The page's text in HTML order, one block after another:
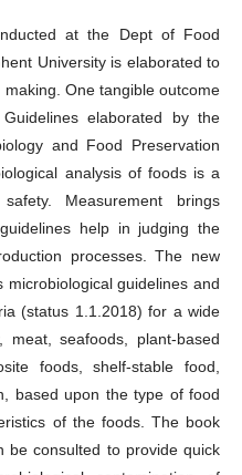
at the Dept of Food
University is elaborated to
One tangible outcome
elaborated by the
and Food Preservation
analysis of foods is a
Measurement brings
help in judging the
processes. The new
guidelines and
(status 1.1.2018) for a wide
seafoods, plant-based
foods, shelf-stable food,
based upon the type of food
of the foods. The book
be consulted to provide quick